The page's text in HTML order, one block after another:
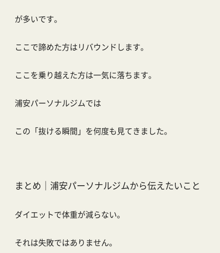
が多いです。
ここで諦めた方はリバウンドします。
ここを乗り越えた方は一気に落ちます。
浦安パーソナルジムでは
この「抜ける瞬間」を何度も見てきました。
まとめ｜浦安パーソナルジムから伝えたいこと
ダイエットで体重が減らない。
それは失敗ではありません。